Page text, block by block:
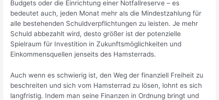
Budgets oder die Einrichtung einer Notfallreserve – es
bedeutet auch, jeden Monat mehr als die Mindestzahlung für
alle bestehenden Schuldverpflichtungen zu leisten. Je mehr
Schuld abbezahlt wird, desto größer ist der potenzielle
Spielraum für Investition in Zukunftsmöglichkeiten und
Einkommensquellen jenseits des Hamsterrads.
Auch wenn es schwierig ist, den Weg der finanziell Freiheit zu
beschreiten und sich vom Hamsterrad zu lösen, lohnt es sich
langfristig. Indem man seine Finanzen in Ordnung bringt und